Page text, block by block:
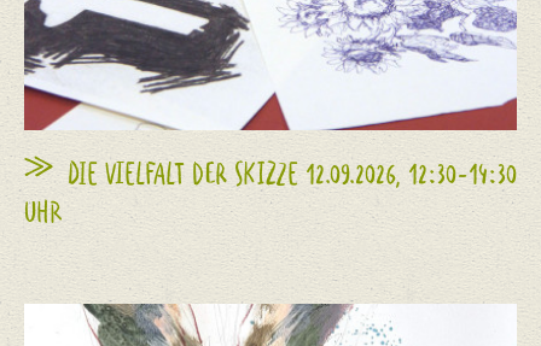
DIE VIELFALT DER SKIZZE 12.09.2026, 12:30-14:30
UHR